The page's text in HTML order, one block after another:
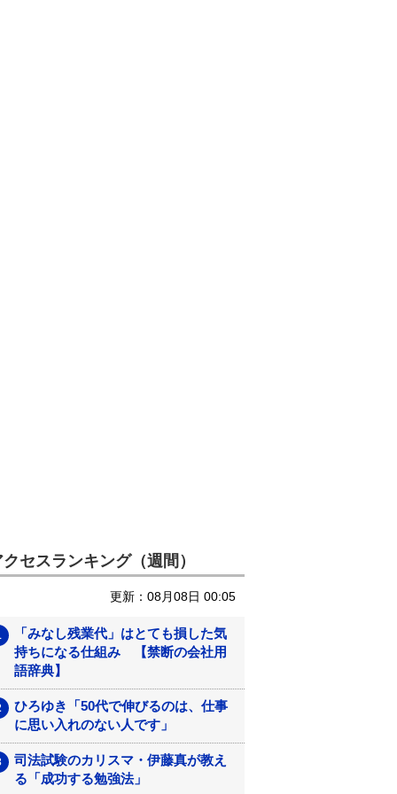
セスランキング（週間）
更新：08月08日 00:05
「みなし残業代」はとても損した気
持ちになる仕組み 【禁断の会社用
語辞典】
ひろゆき「50代で伸びるのは、仕事
に思い入れのない人です」
司法試験のカリスマ・伊藤真が教え
る「成功する勉強法」